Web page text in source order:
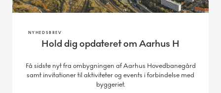
NYHEDSBREV
Hold dig opdateret om Aarhus H
Få sidste nyt fra ombygningen af Aarhus Hovedbanegård
samt invitationer til aktiviteter og events i forbindelse med
byggeriet.